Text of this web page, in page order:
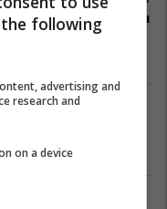
– Meri Dishnica
e ri në Librarinë
“Diaspora”
following
advertising and
research and
on a device